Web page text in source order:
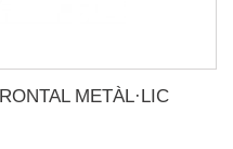
METÀL·LIC